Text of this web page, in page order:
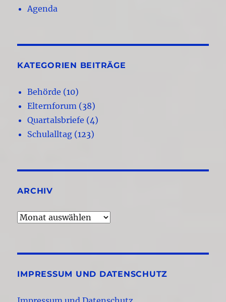
Agenda
KATEGORIEN BEITRÄGE
Behörde (10)
Elternforum (38)
Quartalsbriefe (4)
Schulalltag (123)
ARCHIV
Archiv
IMPRESSUM UND DATENSCHUTZ